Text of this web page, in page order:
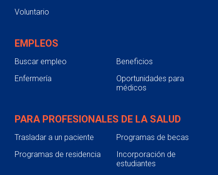
Voluntario
EMPLEOS
Buscar empleo
Beneficios
Enfermería
Oportunidades para
médicos
PARA PROFESIONALES DE LA SALUD
Trasladar a un paciente
Programas de becas
Programas de residencia
Incorporación de
estudiantes